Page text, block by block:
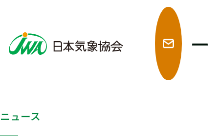
ニュース